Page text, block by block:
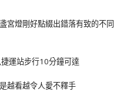
宮燈剛好點綴出錯落有致的不同
越看越令人愛不釋手